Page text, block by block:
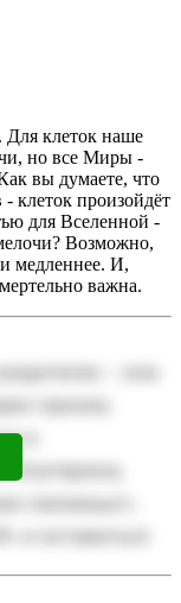
Для клеток наше
но все Миры -
вы думаете, что
клеток произойдёт
для Вселенной -
Возможно,
медленнее. И,
важна.